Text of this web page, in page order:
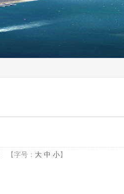
【字号： 大 中 小 】